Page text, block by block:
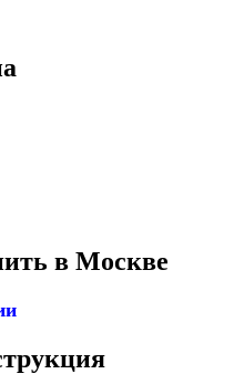
в Москве